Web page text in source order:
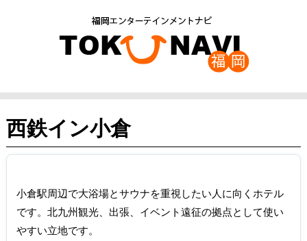
西鉄イン小倉
小倉駅周辺で大浴場とサウナを重視したい人に向くホテル
です。北九州観光、出張、イベント遠征の拠点として使い
やすい立地です。